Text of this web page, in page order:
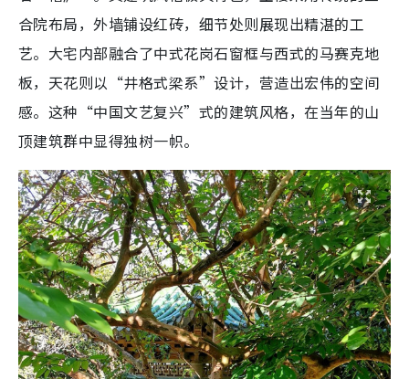
合院布局，外墙铺设红砖，细节处则展现出精湛的工
艺。大宅内部融合了中式花岗石窗框与西式的马赛克地
板，天花则以“井格式梁系”设计，营造出宏伟的空间
感。这种“中国文艺复兴”式的建筑风格，在当年的山
顶建筑群中显得独树一帜。